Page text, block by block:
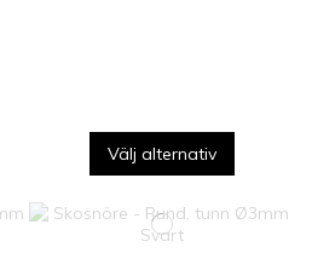
Välj alternativ